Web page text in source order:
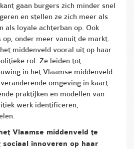
gaan burgers zich minder snel
en stellen ze zich meer als
als loyale achterban op. Ook
op, onder meer vanuit de markt.
middenveld vooral uit op haar
rol. Ze leiden tot
in het Vlaamse middenveld.
omgeving in kaart
praktijken en modellen van
werk identificeren,
Vlaamse middenveld te
innoveren op haar